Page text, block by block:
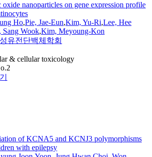
nanoparticles on gene expression profile
Ho,Pie, Jae-Eun,Kim, Yu-Ri,Lee, Hee
Sang Wook,Kim, Meyoung-Kon
유전단백체학회
& cellular toxicology
of KCNA5 and KCNJ3 polymorphisms
with epilepsy